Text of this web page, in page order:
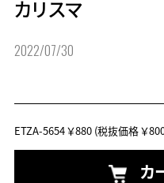
カリスマ
2022/07/30
ETZA-5654￥880(税抜価格 ￥
カ